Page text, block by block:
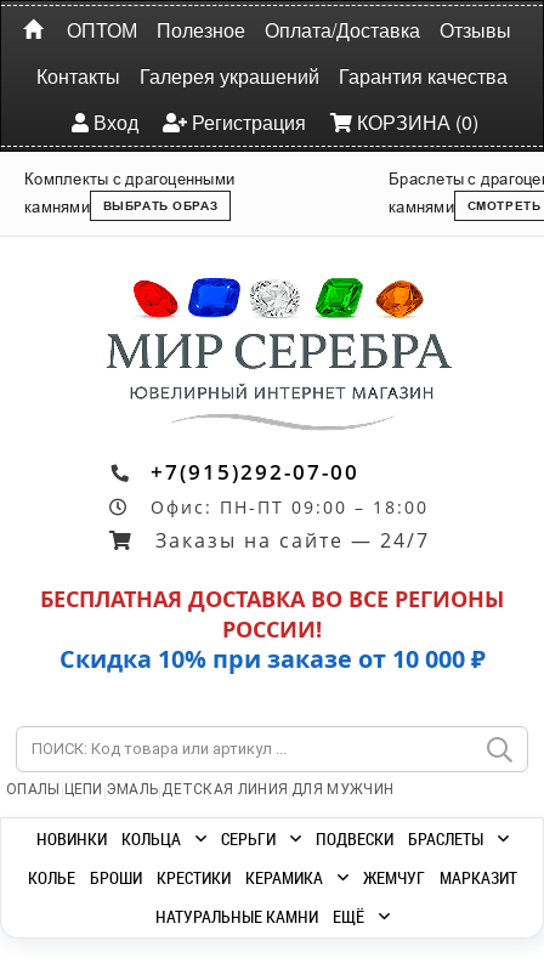
ОПТОМ Полезное Оплата/Доставка
Отзывы
Контакты
Галерея украшений
Гарантия качества
Вход
Регистрация КОРЗИНА (0)
Комплекты с драгоценными
камнями
ВЫБРАТЬ ОБРАЗ
Браслеты с
камнями
СМОТРЕТЬ
+7(915)292-07-00
Офис: ПН-ПТ 09:00 – 18:00
Заказы на сайте — 24/7
БЕСПЛАТНАЯ ДОСТАВКА ВО ВСЕ РЕГИОНЫ
РОССИИ!
Скидка 10% при заказе от 10 000 ₽
ОПАЛЫ | ЦЕПИ |ЭМАЛЬ|ДЕТСКАЯ ЛИНИЯ |ДЛЯ МУЖЧИН
НОВИНКИ КОЛЬЦА СЕРЬГИ ПОДВЕСКИ
БРАСЛЕТЫ
КОЛЬЕ
БРОШИ КРЕСТИКИ КЕРАМИКА ЖЕМЧУГ
МАРКАЗИТ
НАТУРАЛЬНЫЕ КАМНИ
ЕЩЁ